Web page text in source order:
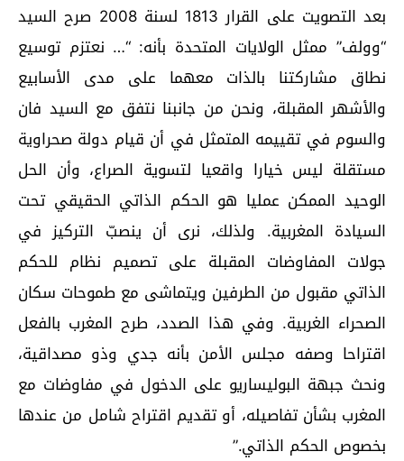
بعد التصويت على القرار 1813 لسنة 2008 صرح السيد
“وولف” ممثل الولايات المتحدة بأنه: “… نعتزم توسيع
نطاق مشاركتنا بالذات معهما على مدى الأسابيع
والأشهر المقبلة، ونحن من جانبنا نتفق مع السيد فان
والسوم في تقييمه المتمثل في أن قيام دولة صحراوية
مستقلة ليس خيارا واقعيا لتسوية الصراع، وأن الحل
الوحيد الممكن عمليا هو الحكم الذاتي الحقيقي تحت
السيادة المغربية. ولذلك، نرى أن ينصبّ التركيز في
جولات المفاوضات المقبلة على تصميم نظام للحكم
الذاتي مقبول من الطرفين ويتماشى مع طموحات سكان
الصحراء الغربية. وفي هذا الصدد، طرح المغرب بالفعل
اقتراحا وصفه مجلس الأمن بأنه جدي وذو مصداقية،
ونحث جبهة البوليساريو على الدخول في مفاوضات مع
المغرب بشأن تفاصيله، أو تقديم اقتراح شامل من عندها
بخصوص الحكم الذاتي.”